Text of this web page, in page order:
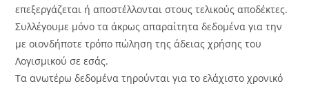
επεξεργάζεται ή αποστέλλονται στους τελικούς αποδέκτες.
Συλλέγουμε μόνο τα άκρως απαραίτητα δεδομένα για την
με οιονδήποτε τρόπο πώληση της άδειας χρήσης του
Λογισμικού σε εσάς.
Τα ανωτέρω δεδομένα τηρούνται για το ελάχιστο χρονικό